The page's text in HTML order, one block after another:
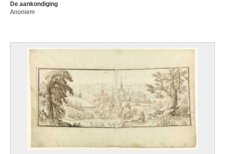
De aankondiging
Anoniem